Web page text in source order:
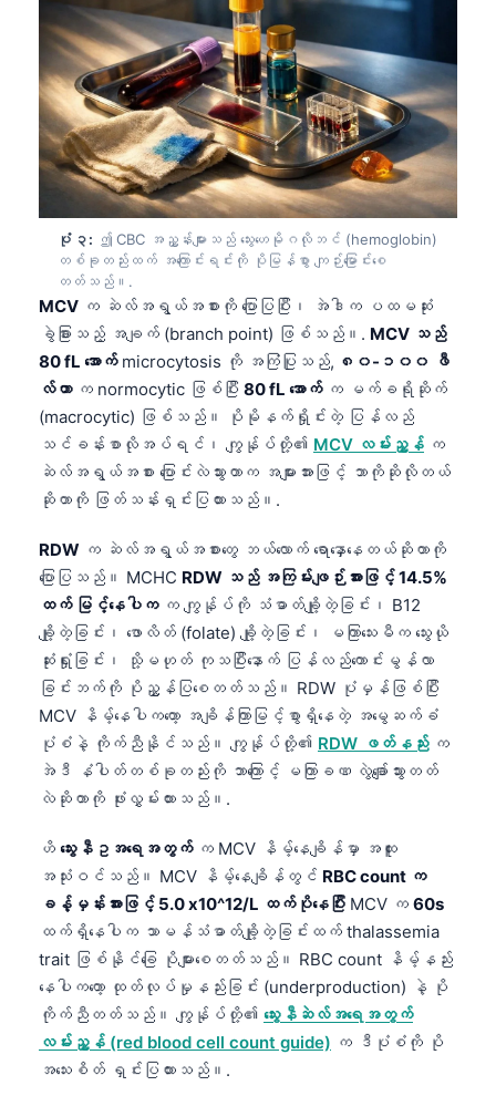
ပုံ ၃: ဤ CBC အညွှန်းများသည် သွေးဟေမိုဂလိုဘင် (hemoglobin)
တစ်ခုတည်းထက် အကြောင်းရင်းကို ပိုမြန်စွာ ကျဉ်းမြောင်းစေ
တတ်သည်။.
MCV က ဆဲလ်အရွယ်အစားကို ပြောပြပြီး၊ အဲဒါက ပထမဆုံး
ခွဲခြားသည့် အချက် (branch point) ဖြစ်သည်။. MCV သည်
80 fL အောက်microcytosis ကို အကြံပြုသည်, ၈၀-၁၀၀ ဖီ
လ်တာက normocytic ဖြစ်ပြီး 80 fL အောက်က မက်ခရိုဆိုက်
(macrocytic) ဖြစ်သည်။ ပိုမိုနက်ရှိုင်းတဲ့ ပြန်လည်
သင်ခန်းစာလိုအပ်ရင်၊ ကျွန်ုပ်တို့၏ MCV လမ်းညွှန် က
ဆဲလ်အရွယ်အစား ပြောင်းလဲသွားတာက အများအားဖြင့် ဘာကိုဆိုလိုတယ်
ဆိုတာကို ဖြတ်သန်းရှင်းပြထားသည်။.
RDW က ဆဲလ်အရွယ်အစားတွေ ဘယ်လောက် ရောနှောနေတယ်ဆိုတာကို
ပြောပြသည်။ MCHC RDW သည် အကြမ်းဖျဉ်းအားဖြင့် 14.5%
ထက် မြင့်နေပါကက ကျွန်ုပ်ကို သံဓာတ်ချို့တဲ့ခြင်း၊ B12
ချို့တဲ့ခြင်း၊ ဖောလိတ် (folate) ချို့တဲ့ခြင်း၊ မကြာသေးမီက သွေးယို
ဆုံးရှုံးခြင်း၊ သို့မဟုတ် ကုသပြီးနောက် ပြန်လည်ကောင်းမွန်လာ
ခြင်းဘက်ကို ပိုညွှန်ပြစေတတ်သည်။ RDW ပုံမှန်ဖြစ်ပြီး
MCV နိမ့်နေပါကတော့ အချိန်ကြာမြင့်စွာရှိနေတဲ့ အမွေဆက်ခံ
ပုံစံနဲ့ ကိုက်ညီနိုင်သည်။ ကျွန်ုပ်တို့၏ RDW ဖတ်နည်းက
အဲဒီ နံပါတ်တစ်ခုတည်းကို ဘာကြောင့် မကြာခဏ လွဲချော်သွားတတ်
လဲဆိုတာကို ဖုံးလွှမ်းထားသည်။.
ဟိ သွေးနီဥအရေအတွက်က MCV နိမ့်နေချိန်မှာ အထူး
အသုံးဝင်သည်။ MCV နိမ့်နေချိန်တွင် RBC count က
ခန့်မှန်းအားဖြင့် 5.0 x10^12/L ထက်ပိုနေပြီး MCV က 60s
ထက်ရှိနေပါက သာမန်သံဓာတ်ချို့တဲ့ခြင်းထက် thalassemia
trait ဖြစ်နိုင်ခြေ ပိုများစေတတ်သည်။ RBC count နိမ့်နည်း
နေပါကတော့ ထုတ်လုပ်မှုနည်းခြင်း (underproduction) နဲ့ ပို
ကိုက်ညီတတ်သည်။ ကျွန်ုပ်တို့၏ သွေးနီဆဲလ်အရေအတွက်
လမ်းညွှန် (red blood cell count guide) က ဒီပုံစံကို ပို
အသေးစိတ် ရှင်းပြထားသည်။.